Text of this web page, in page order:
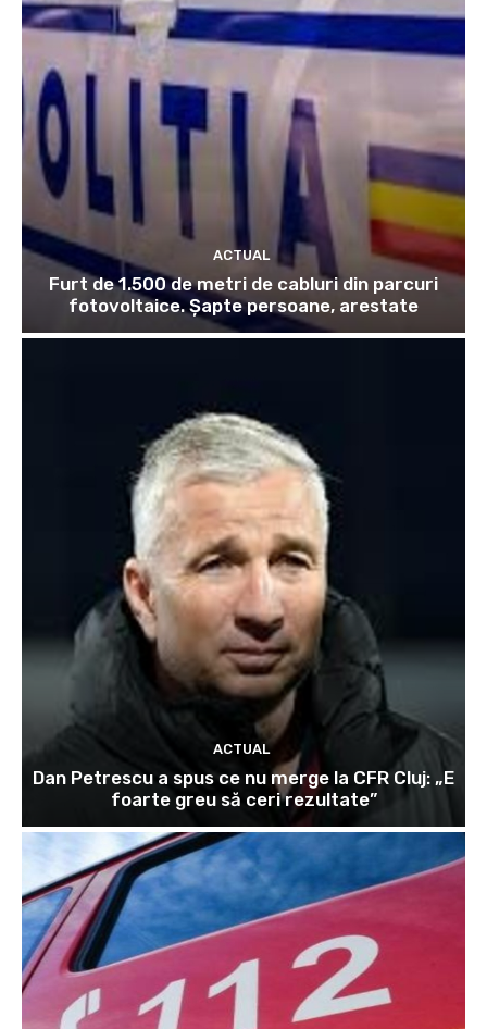
ACTUAL
Furt de 1.500 de metri de cabluri din parcuri
fotovoltaice. Șapte persoane, arestate
ACTUAL
Dan Petrescu a spus ce nu merge la CFR Cluj: „E
foarte greu să ceri rezultate”